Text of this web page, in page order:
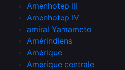
Amenhotep III
Amenhotep IV
amiral Yamamoto
Amérindiens
Amérique
Amérique centrale